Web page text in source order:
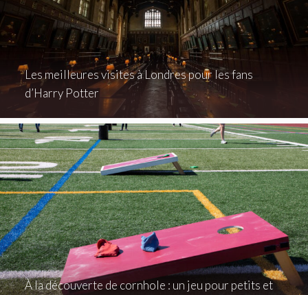
Les meilleures visites à Londres pour les fans
d’Harry Potter
À la découverte de cornhole : un jeu pour petits et